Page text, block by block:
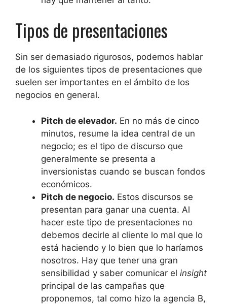
Tipos de presentaciones
Sin ser demasiado rigurosos, podemos hablar
de los siguientes tipos de presentaciones que
suelen ser importantes en el ámbito de los
negocios en general.
Pitch de elevador. En no más de cinco
minutos, resume la idea central de un
negocio; es el tipo de discurso que
generalmente se presenta a
inversionistas cuando se buscan fondos
económicos.
Pitch de negocio. Estos discursos se
presentan para ganar una cuenta. Al
hacer este tipo de presentaciones no
debemos decirle al cliente lo mal que lo
está haciendo y lo bien que lo haríamos
nosotros. Hay que tener una gran
sensibilidad y saber comunicar el insight
principal de las campañas que
proponemos, tal como hizo la agencia B,